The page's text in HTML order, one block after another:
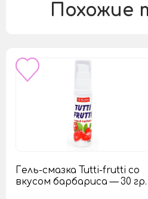
Похожие
Гель-смазка Tutti-frutti со
вкусом барбариса — 30 гр.